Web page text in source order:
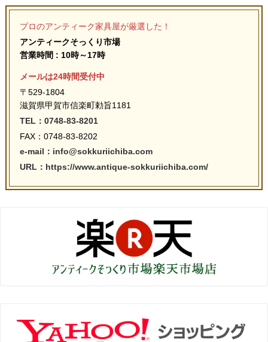
プロのアンティーク家具屋が厳選した！
アンティークそっくり市場
営業時間 : 10時～17時
メールは24時間受付中
〒529-1804
滋賀県甲賀市信楽町勅旨1181
TEL：0748-83-8201
FAX：0748-83-8202
e-mail：info@sokkuriichiba.com
URL：https://www.antique-sokkuriichiba.com/